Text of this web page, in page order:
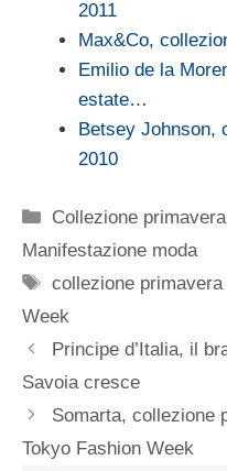
2011
Max&Co,
Emilio de la
estate…
Betsey Johnson,
2010
Categorie
Collezione
Manifestazione moda
Tag
collezione
Week
Principe d’Italia, il
Savoia cresce
Somarta, collezione
Tokyo Fashion Week